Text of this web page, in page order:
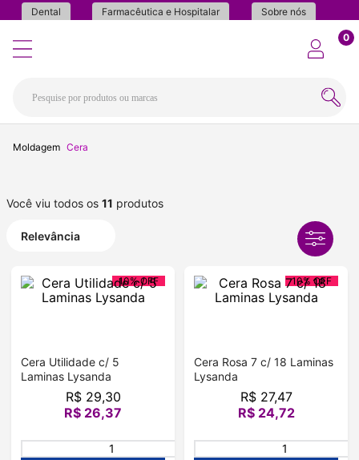
Dental Farmacêutica e Hospitalar Sobre nós
0
Moldagem Cera
Você viu todos os 11 produtos
Relevância
10% OFF
Cera Utilidade c/ 5
Laminas Lysanda
R$ 29,30
R$ 26,37
10% OFF
Cera Rosa 7 c/ 18 Laminas
Lysanda
R$ 27,47
R$ 24,72